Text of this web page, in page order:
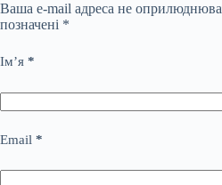
Ваша e-mail адреса не
позначені *
Ім’я *
Email *